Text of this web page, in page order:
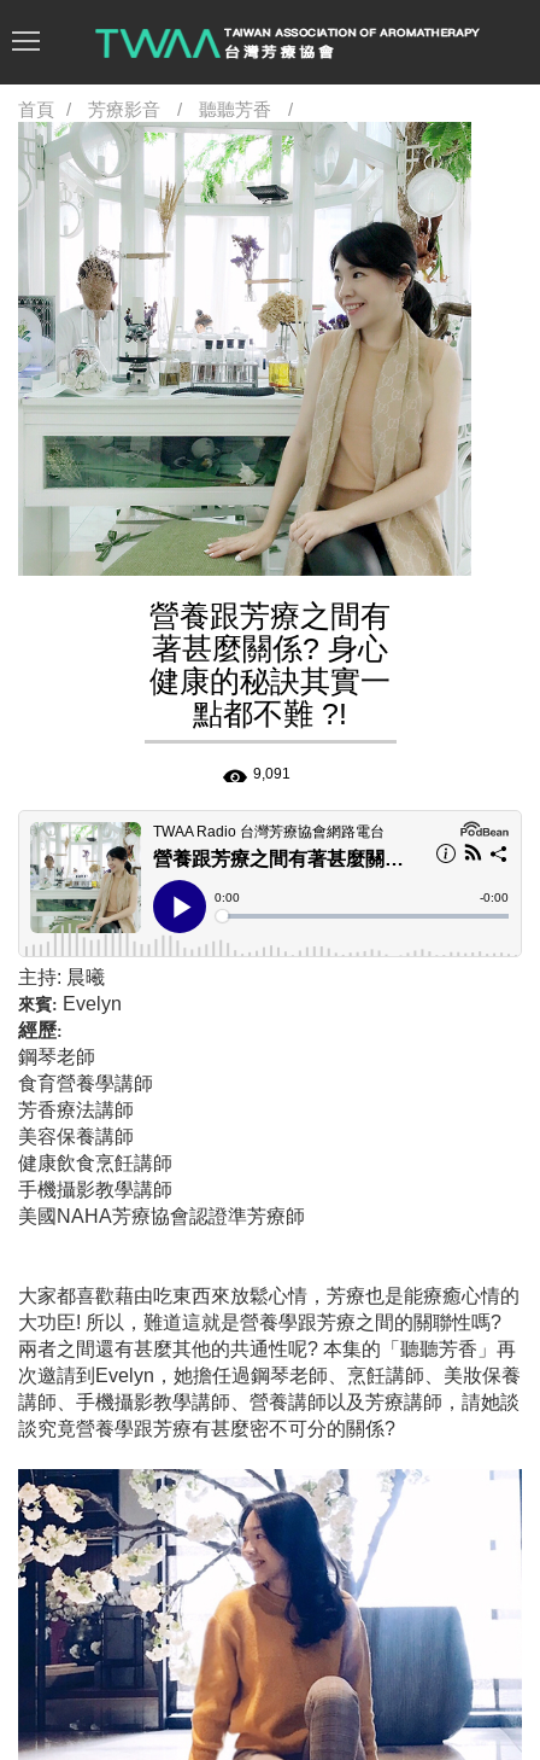
首頁 芳療影音 聽聽芳香
營養跟芳療之間有
著甚麼關係? 身心
健康的秘訣其實一
點都不難 ?!
9,091
主持: 晨曦
來賓: Evelyn
經歷:
鋼琴老師
食育營養學講師
芳香療法講師
美容保養講師
健康飲食烹飪講師
手機攝影教學講師
美國NAHA芳療協會認證準芳療師
大家都喜歡藉由吃東西來放鬆心情，芳療也是能療癒心情的
大功臣! 所以，難道這就是營養學跟芳療之間的關聯性嗎?
兩者之間還有甚麼其他的共通性呢? 本集的「聽聽芳香」再
次邀請到Evelyn，她擔任過鋼琴老師、烹飪講師、美妝保養
講師、手機攝影教學講師、營養講師以及芳療講師，請她談
談究竟營養學跟芳療有甚麼密不可分的關係?